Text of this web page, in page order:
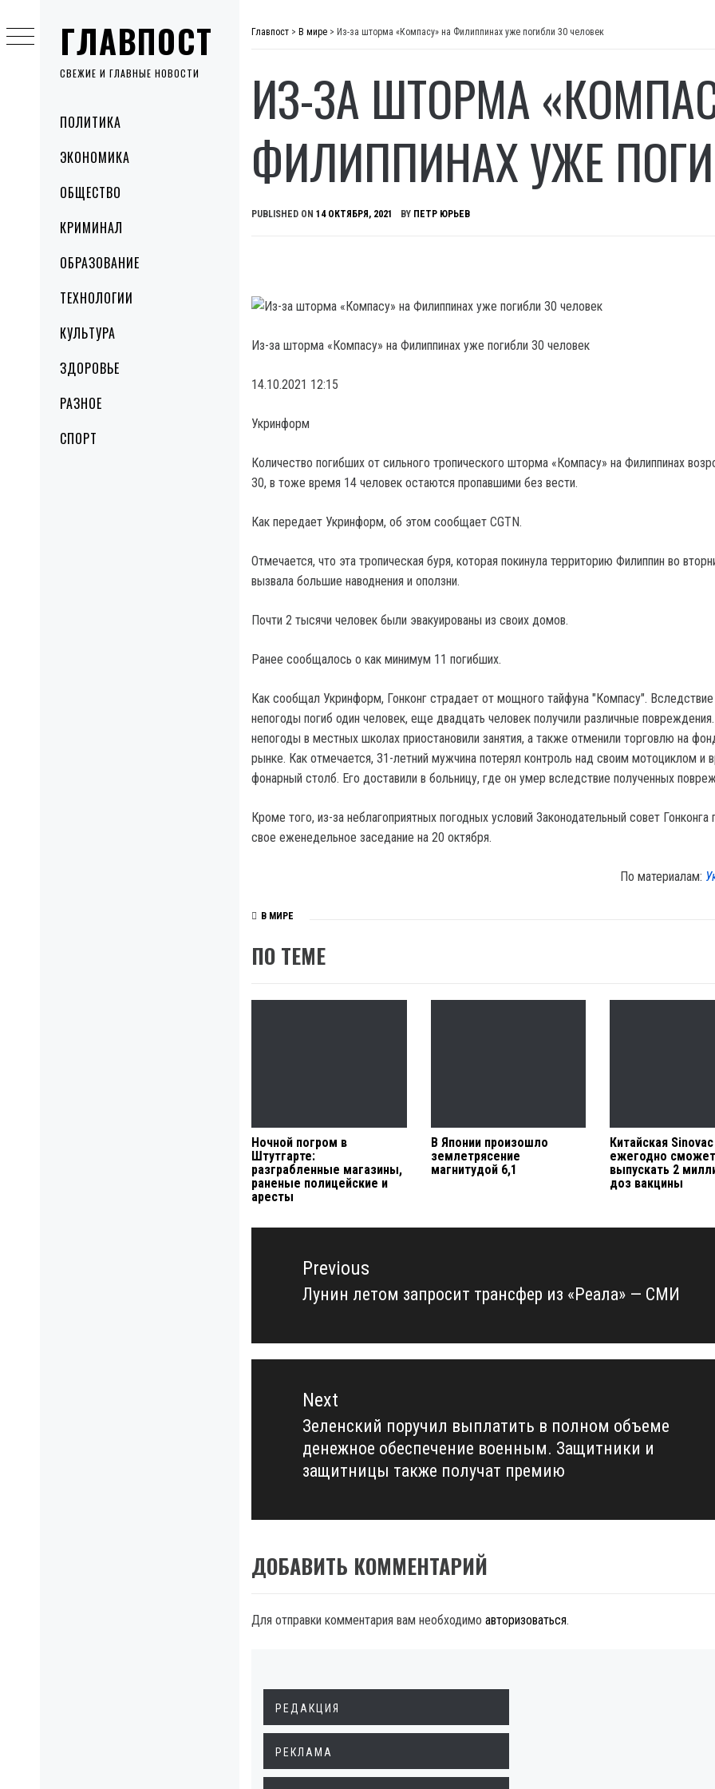
ГЛАВПОСТ
СВЕЖИЕ И ГЛАВНЫЕ НОВОСТИ
MenuПОЛИТИКА
ЭКОНОМИКА
ОБЩЕСТВО
КРИМИНАЛ
ОБРАЗОВАНИЕ
ТЕХНОЛОГИИ
КУЛЬТУРА
ЗДОРОВЬЕ
РАЗНОЕ
СПОРТ
to
content
Главпост > В мире > Из-за шторма «Компасу» на Филиппинах уже погибли 30 человек
ИЗ-ЗА ШТОРМА
ФИЛИППИНАХ УЖЕ
PUBLISHED ON 14 ОКТЯБРЯ, 2021 BY ПЕТР ЮРЬЕВ
Из-за шторма «Компасу» на Филиппинах уже погибли 30 человек
14.10.2021 12:15
Укринформ
Количество погибших от сильного тропического шторма «Компасу» на Филиппинах
30, в тоже время 14 человек остаются пропавшими без вести.
Как передает Укринформ, об этом сообщает CGTN.
Отмечается, что эта тропическая буря, которая покинула территорию Филиппин во
вызвала большие наводнения и оползни.
Почти 2 тысячи человек были эвакуированы из своих домов.
Ранее сообщалось о как минимум 11 погибших.
Как сообщал Укринформ, Гонконг страдает от мощного тайфуна "Компасу". Вследствие
непогоды погиб один человек, еще двадцать человек получили различные
непогоды в местных школах приостановили занятия, а также отменили торговлю на
рынке. Как отмечается, 31-летний мужчина потерял контроль над своим мотоциклом и
фонарный столб. Его доставили в больницу, где он умер вследствие полученных
Кроме того, из-за неблагоприятных погодных условий Законодательный совет Гонконга
свое еженедельное заседание на 20 октября.
По материалам:
В МИРЕ
ПО ТЕМЕ
Ночной погром в
Штутгарте:
разграбленные магазины,
раненые полицейские и
аресты
В Японии произошло
землетрясение
магнитудой 6,1
Китайская Sinovac
ежегодно сможет
выпускать 2
доз вакцины
Навигация
записямPrevious
Previous
Лунин летом запросит трансфер из «Реала» — СМИ
Next
Next
post:
Зеленский поручил выплатить в полном объеме
денежное обеспечение военным. Защитники и
защитницы также получат премию
ДОБАВИТЬ КОММЕНТАРИЙ
Для отправки комментария вам необходимо авторизоваться.
РЕДАКЦИЯ
РЕКЛАМА